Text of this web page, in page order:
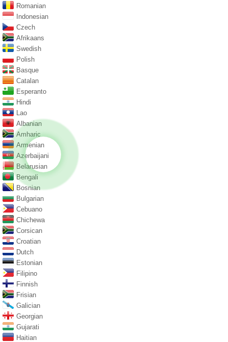
Romanian
Indonesian
Czech
Afrikaans
Swedish
Polish
Basque
Catalan
Esperanto
Hindi
Lao
Albanian
Amharic
Armenian
Azerbaijani
Belarusian
Bengali
Bosnian
Bulgarian
Cebuano
Chichewa
Corsican
Croatian
Dutch
Estonian
Filipino
Finnish
Frisian
Galician
Georgian
Gujarati
Haitian